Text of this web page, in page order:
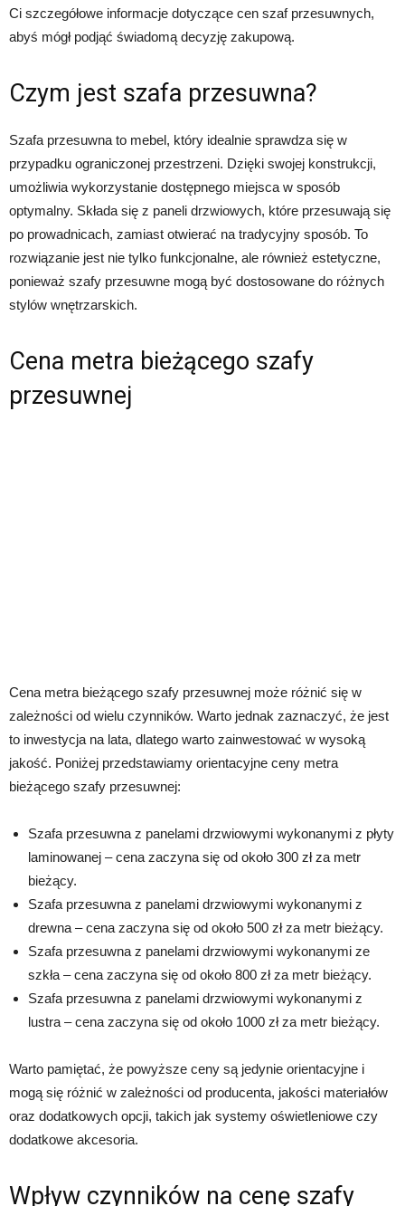
Ci szczegółowe informacje dotyczące cen szaf przesuwnych,
abyś mógł podjąć świadomą decyzję zakupową.
Czym jest szafa przesuwna?
Szafa przesuwna to mebel, który idealnie sprawdza się w
przypadku ograniczonej przestrzeni. Dzięki swojej konstrukcji,
umożliwia wykorzystanie dostępnego miejsca w sposób
optymalny. Składa się z paneli drzwiowych, które przesuwają się
po prowadnicach, zamiast otwierać na tradycyjny sposób. To
rozwiązanie jest nie tylko funkcjonalne, ale również estetyczne,
ponieważ szafy przesuwne mogą być dostosowane do różnych
stylów wnętrzarskich.
Cena metra bieżącego szafy
przesuwnej
Cena metra bieżącego szafy przesuwnej może różnić się w
zależności od wielu czynników. Warto jednak zaznaczyć, że jest
to inwestycja na lata, dlatego warto zainwestować w wysoką
jakość. Poniżej przedstawiamy orientacyjne ceny metra
bieżącego szafy przesuwnej:
Szafa przesuwna z panelami drzwiowymi wykonanymi z płyty
laminowanej – cena zaczyna się od około 300 zł za metr
bieżący.
Szafa przesuwna z panelami drzwiowymi wykonanymi z
drewna – cena zaczyna się od około 500 zł za metr bieżący.
Szafa przesuwna z panelami drzwiowymi wykonanymi ze
szkła – cena zaczyna się od około 800 zł za metr bieżący.
Szafa przesuwna z panelami drzwiowymi wykonanymi z
lustra – cena zaczyna się od około 1000 zł za metr bieżący.
Warto pamiętać, że powyższe ceny są jedynie orientacyjne i
mogą się różnić w zależności od producenta, jakości materiałów
oraz dodatkowych opcji, takich jak systemy oświetleniowe czy
dodatkowe akcesoria.
Wpływ czynników na cenę szafy